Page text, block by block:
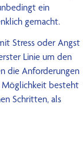
ein
gemacht.
Stress oder Angst
Linie um den
die Anforderungen
Möglichkeit besteht
Schritten, als